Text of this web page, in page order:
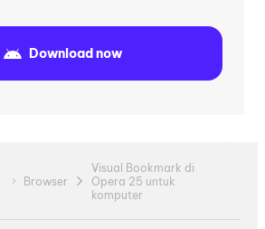
Download now
Browser
Visual Bookmark di
Opera 25 untuk
komputer